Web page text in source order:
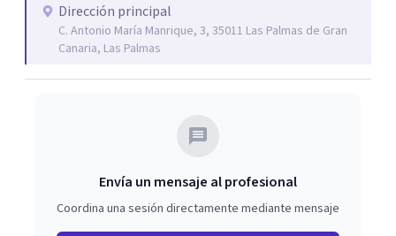
pareja o de adolescentes, y también participar en cursos
de crecimiento personal sobre autoestima, gestión
emocional y más. Visítanos en la web y podrás descubrir
todos nuestros servicios.
Dirección principal
C. Antonio María Manrique, 3, 35011 Las Palmas de Gran
Canaria, Las Palmas
Envía un mensaje al profesional
Coordina una sesión directamente mediante mensaje